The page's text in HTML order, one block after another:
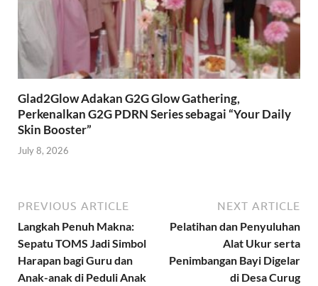
Glad2Glow Adakan G2G Glow Gathering,
Perkenalkan G2G PDRN Series sebagai “Your Daily
Skin Booster”
July 8, 2026
PREVIOUS ARTICLE
Langkah Penuh Makna:
Sepatu TOMS Jadi Simbol
Harapan bagi Guru dan
Anak-anak di Peduli Anak
NEXT ARTICLE
Pelatihan dan Penyuluhan
Alat Ukur serta
Penimbangan Bayi Digelar
di Desa Curug